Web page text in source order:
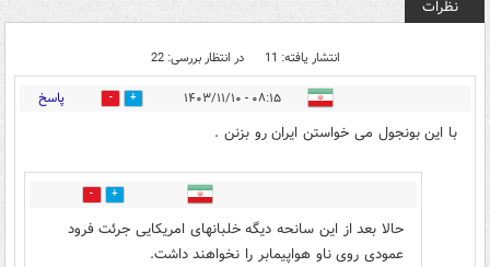
نظرات
انتشار یافته: 11 در انتظار بررسی: 22
۰۸:۱۵ - ۱۴۰۳/۱۱/۱۰ 28 پاسخ
با این بونجول می خواستن ایران رو بزنن .
8
حالا بعد از این سانحه دیگه خلبانهای امریکایی جرئت فرود
عمودی روی ناو هواپیمابر را نخواهند داشت.